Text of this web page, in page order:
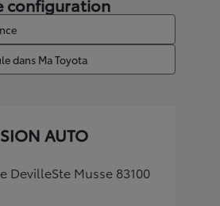
configuration
dans Ma Toyota
AUTO
DevilleSte Musse 83100